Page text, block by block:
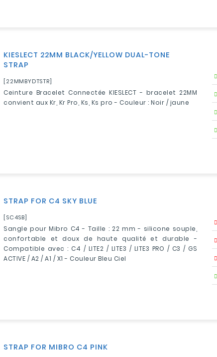
KIESLECT 22MM BLACK/YELLOW DUAL-TONE
STRAP
[22MMBYDTSTR]
Ceinture Bracelet Connectée KIESLECT - bracelet 22MM
convient aux Kr, Kr Pro, Ks, Ks pro - Couleur : Noir / jaune
STRAP FOR C4 SKY BLUE
[SC4SB]
Sangle pour Mibro C4 - Taille : 22 mm - silicone souple,
confortable et doux de haute qualité et durable -
Compatible avec : C4 / LITE2 / LITE3 / LITE3 PRO / C3 / GS
ACTIVE / A2 / A1 / X1 - Couleur Bleu Ciel
STRAP FOR MIBRO C4 PINK